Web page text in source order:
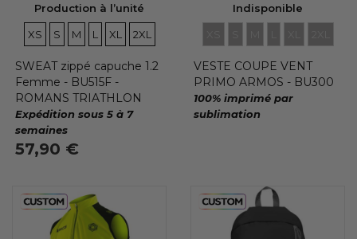
Production à l’unité
TAILLES
XS
TAILLES
S
TAILLES
M
TAILLES
L
TAILLES
XL
TAILLES
2XL
SWEAT zippé capuche 1.2
Femme - BU515F -
ROMANS TRIATHLON
Expédition sous 5 à 7
semaines
57,90 €
Indisponible
TAILLESTAILLES
TAILLES
TAILLES
TAILLES
VESTE COUPE VENT
PRIMO ARMOS - BU300
100% imprimé par
sublimation